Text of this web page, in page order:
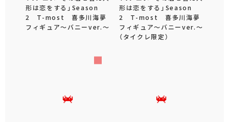
形は恋をする」Season
2 T-most 喜多川海夢
フィギュア～バニーver.～
形は恋をする」Season
2 T-most 喜多川海夢
フィギュア～バニーver.～
（タイクレ限定）